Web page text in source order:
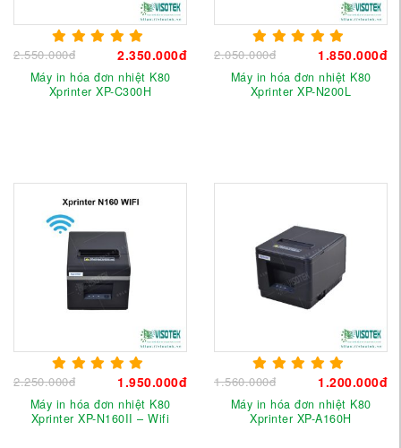
2.550.000đ 2.350.000đ
Máy in hóa đơn nhiệt K80
Xprinter XP-C300H
2.050.000đ 1.850.000đ
Máy in hóa đơn nhiệt K80
Xprinter XP-N200L
2.250.000đ 1.950.000đ
Máy in hóa đơn nhiệt K80
Xprinter XP-N160II – Wifi
1.560.000đ 1.200.000đ
Máy in hóa đơn nhiệt K80
Xprinter XP-A160H